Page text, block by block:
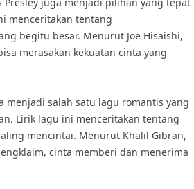
menceritakan tentang
begitu besar. Menurut Joe Hisaishi,
merasakan kekuatan cinta yang
menjadi salah satu lagu romantis yang
Lirik lagu ini menceritakan tentang
mencintai. Menurut Khalil Gibran,
cinta memberi dan menerima